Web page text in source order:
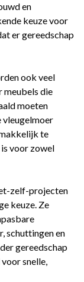
en
keuze voor
er gereedschap
ook veel
meubels die
moeten
vleugelmoer
te
voor zowel
zelf-projecten
keuze. Ze
schuttingen en
gereedschap
snelle,